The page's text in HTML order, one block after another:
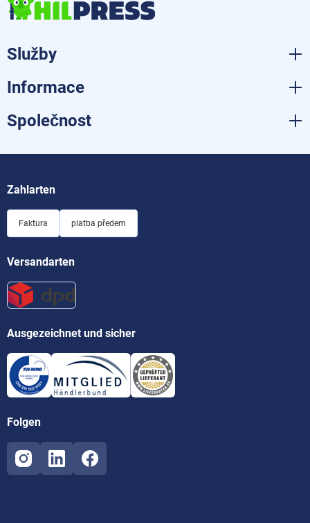
Služby
Informace
Společnost
Zahlarten
Faktura platba předem
Versandarten
Ausgezeichnet und sicher
Folgen